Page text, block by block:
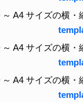
A4 サイズの横
A4 サイズの横
A4 サイズの横